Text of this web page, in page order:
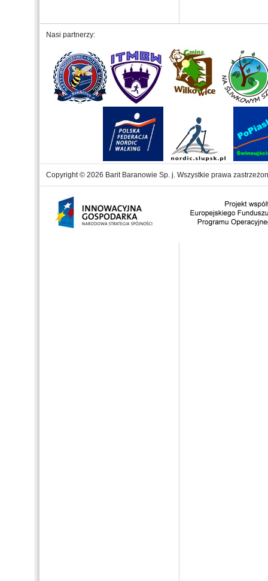
Nasi partnerzy:
Copyright © 2026 Barit Baranowie Sp. j. Wszystkie prawa